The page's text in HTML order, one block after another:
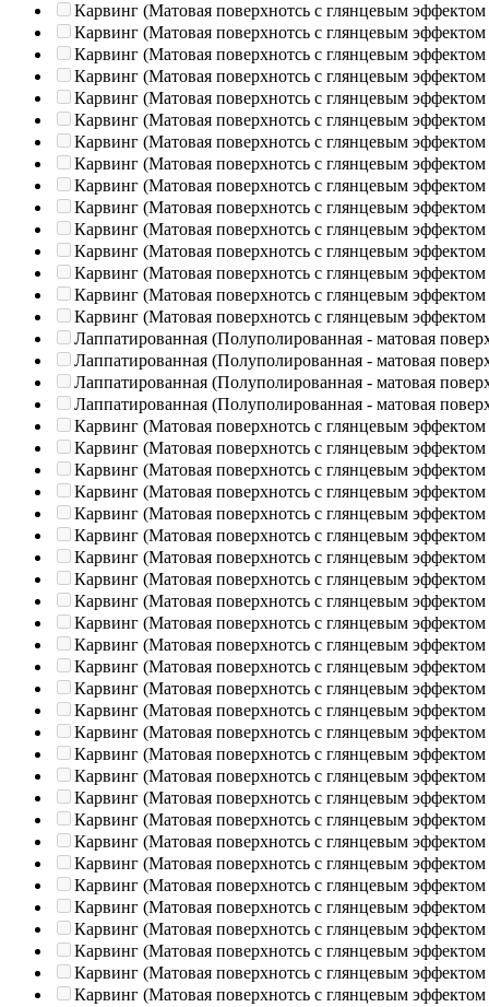
Карвинг (Матовая поверхнотсь с глянцевым эффектом
Карвинг (Матовая поверхнотсь с глянцевым эффектом
Карвинг (Матовая поверхнотсь с глянцевым эффектом
Карвинг (Матовая поверхнотсь с глянцевым эффектом
Карвинг (Матовая поверхнотсь с глянцевым эффектом
Карвинг (Матовая поверхнотсь с глянцевым эффектом
Карвинг (Матовая поверхнотсь с глянцевым эффектом
Карвинг (Матовая поверхнотсь с глянцевым эффектом
Карвинг (Матовая поверхнотсь с глянцевым эффектом
Карвинг (Матовая поверхнотсь с глянцевым эффектом
Карвинг (Матовая поверхнотсь с глянцевым эффектом
Карвинг (Матовая поверхнотсь с глянцевым эффектом
Карвинг (Матовая поверхнотсь с глянцевым эффектом
Карвинг (Матовая поверхнотсь с глянцевым эффектом
Карвинг (Матовая поверхнотсь с глянцевым эффектом
Лаппатированная (Полуполированная - матовая
Лаппатированная (Полуполированная - матовая
Лаппатированная (Полуполированная - матовая
Лаппатированная (Полуполированная - матовая
Карвинг (Матовая поверхнотсь с глянцевым эффектом
Карвинг (Матовая поверхнотсь с глянцевым эффектом
Карвинг (Матовая поверхнотсь с глянцевым эффектом
Карвинг (Матовая поверхнотсь с глянцевым эффектом
Карвинг (Матовая поверхнотсь с глянцевым эффектом
Карвинг (Матовая поверхнотсь с глянцевым эффектом
Карвинг (Матовая поверхнотсь с глянцевым эффектом
Карвинг (Матовая поверхнотсь с глянцевым эффектом
Карвинг (Матовая поверхнотсь с глянцевым эффектом
Карвинг (Матовая поверхнотсь с глянцевым эффектом
Карвинг (Матовая поверхнотсь с глянцевым эффектом
Карвинг (Матовая поверхнотсь с глянцевым эффектом
Карвинг (Матовая поверхнотсь с глянцевым эффектом
Карвинг (Матовая поверхнотсь с глянцевым эффектом
Карвинг (Матовая поверхнотсь с глянцевым эффектом
Карвинг (Матовая поверхнотсь с глянцевым эффектом
Карвинг (Матовая поверхнотсь с глянцевым эффектом
Карвинг (Матовая поверхнотсь с глянцевым эффектом
Карвинг (Матовая поверхнотсь с глянцевым эффектом
Карвинг (Матовая поверхнотсь с глянцевым эффектом
Карвинг (Матовая поверхнотсь с глянцевым эффектом
Карвинг (Матовая поверхнотсь с глянцевым эффектом
Карвинг (Матовая поверхнотсь с глянцевым эффектом
Карвинг (Матовая поверхнотсь с глянцевым эффектом
Карвинг (Матовая поверхнотсь с глянцевым эффектом
Карвинг (Матовая поверхнотсь с глянцевым эффектом
Карвинг (Матовая поверхнотсь с глянцевым эффектом